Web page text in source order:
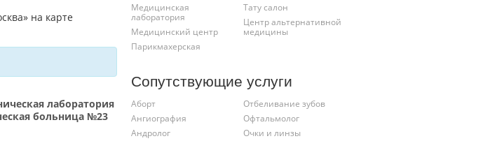
лаборатория
больница №23
Медицинская
лаборатория
Медицинский центр
Парикмахерская
Тату салон
Центр альтернативной
медицины
Сопутствующие услуги
Аборт
Ангиография
Андролог
Отбеливание зубов
Офтальмолог
Очки и линзы